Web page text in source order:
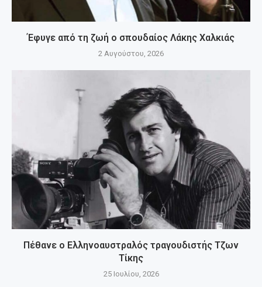
Έφυγε από τη ζωή ο σπουδαίος Λάκης Χαλκιάς
2 Αυγούστου, 2026
Πέθανε ο Ελληνοαυστραλός τραγουδιστής Τζων
Τίκης
25 Ιουλίου, 2026